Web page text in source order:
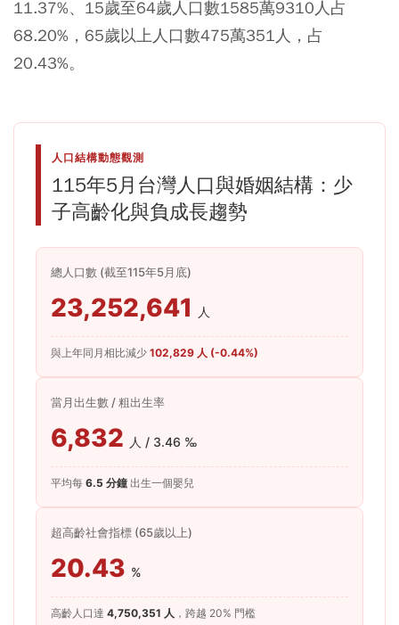
11.37%、15歲至64歲人口數1585萬9310人占
68.20%，65歲以上人口數475萬351人，占
20.43%。
人口結構動態觀測
115年5月台灣人口與婚姻結構：少
子高齡化與負成長趨勢
總人口數 (截至115年5月底)
23,252,641 人
與上年同月相比減少 102,829 人 (-0.44%)
當月出生數 / 粗出生率
6,832 人 / 3.46 ‰
平均每 6.5 分鐘 出生一個嬰兒
超高齡社會指標 (65歲以上)
20.43 %
高齡人口達 4,750,351 人 ，跨越 20% 門檻